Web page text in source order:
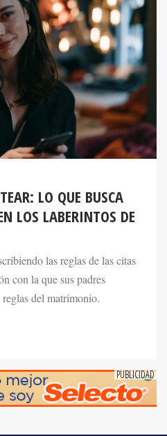
LO QUE BUSCA
LOS LABERINTOS DE
las reglas de las citas
con la que sus padres
del matrimonio.